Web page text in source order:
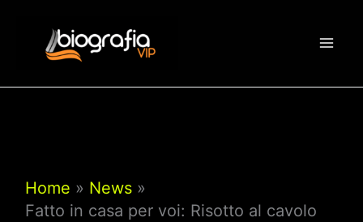
contenuto
Home
News
Fatto in casa per voi: Risotto al cavolo